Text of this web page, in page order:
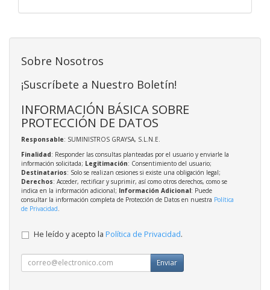
Sobre Nosotros
¡Suscríbete a Nuestro Boletín!
INFORMACIÓN BÁSICA SOBRE
PROTECCIÓN DE DATOS
Responsable: SUMINISTROS GRAYSA, S.L.N.E.
Finalidad: Responder las consultas planteadas por el usuario y enviarle la
información solicitada; Legitimación: Consentimiento del usuario;
Destinatarios: Solo se realizan cesiones si existe una obligación legal;
Derechos: Acceder, rectificar y suprimir, así como otros derechos, como se
indica en la información adicional; Información Adicional: Puede
consultar la información completa de Protección de Datos en nuestra Política
de Privacidad
He leído y acepto la Política de Privacidad.
Enviar